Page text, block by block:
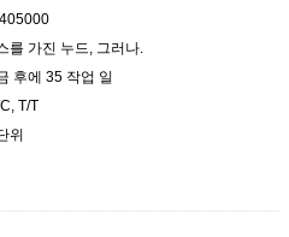
를 가진 누드, 그러나.
후에 35 작업 일
T/T
위